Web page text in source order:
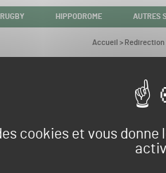
cookies et vous
RUGBY HIPPODROME AUTRES
Vous
Accueil >
Redirection